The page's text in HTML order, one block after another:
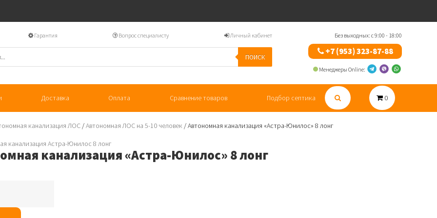
Гарантия Вопрос специалисту Личный кабинет
ПОИСК
Без выходных: с 9:00 - 18:00
+7 (953) 323-87-88
Менеджеры Online:
Доставка Оплата Сравнение товаров Подбор септика 0
канализация ЛОС /Автономная ЛОС на 5-10 человек / Автономная канализация «Aстра-Юнилос» 8 лонг
канализация «Aстра-Юнилос» 8 лонг